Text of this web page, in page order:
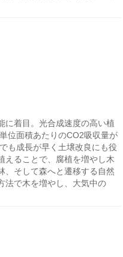
に着目。光合成速度の高い植
位面積あたりのCO2吸収量が
も成長が早く土壌改良にも役
えることで、腐植を増やし木
、そして森へと遷移する自然
法で木を増やし、大気中の